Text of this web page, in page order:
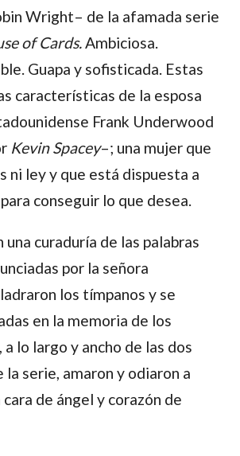
Wright– de la afamada serie
of Cards.Ambiciosa.
Guapa y sofisticada. Estas
características de la esposa
Frank Underwood
Kevin Spacey–; una mujer que
ni ley y que está dispuesta a
conseguir lo que desea.
curaduría de las palabras
por la señora
los tímpanos y se
en la memoria de los
lo largo y ancho de las dos
la serie, amaron y odiaron a
de ángel y corazón de